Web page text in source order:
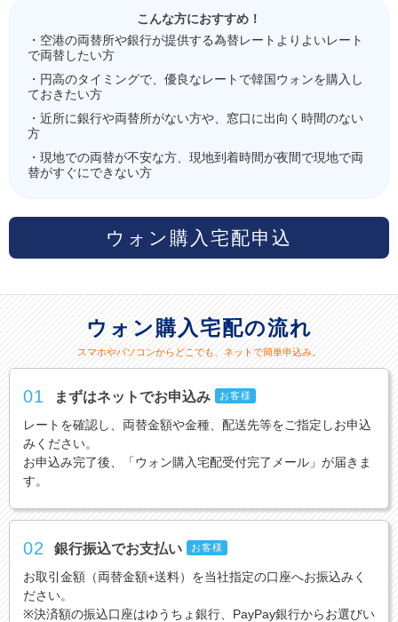
こんな方におすすめ！
・空港の両替所や銀行が提供する為替レートよりよいレート
で両替したい方
・円高のタイミングで、優良なレートで韓国ウォンを購入し
ておきたい方
・近所に銀行や両替所がない方や、窓口に出向く時間のない
方
・現地での両替が不安な方、現地到着時間が夜間で現地で両
替がすぐにできない方
ウォン購入宅配申込
ウォン購入宅配の流れ
スマホやパソコンからどこでも、ネットで簡単申込み。
01 まずはネットでお申込み お客様
レートを確認し、両替金額や金種、配送先等をご指定しお申込
みください。
お申込み完了後、「ウォン購入宅配受付完了メール」が届きま
す。
02 銀行振込でお支払い お客様
お取引金額（両替金額+送料）を当社指定の口座へお振込みく
ださい。
※決済額の振込口座はゆうちょ銀行、PayPay銀行からお選びい